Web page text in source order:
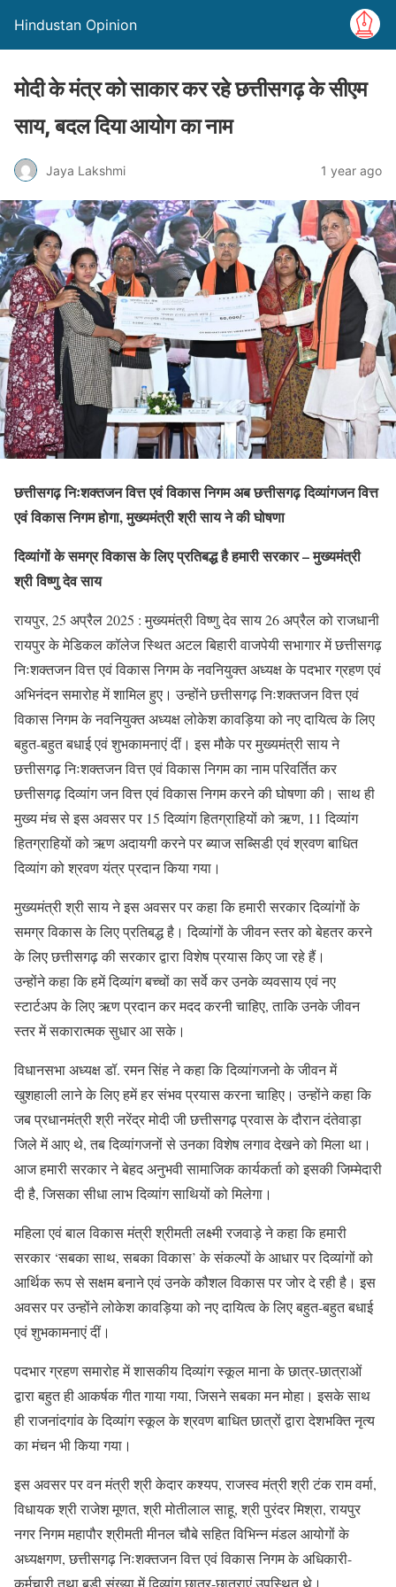
Hindustan Opinion
मोदी के मंत्र को साकार कर रहे छत्तीसगढ़ के सीएम
साय, बदल दिया आयोग का नाम
Jaya Lakshmi 1 year ago
छत्तीसगढ़ निःशक्तजन वित्त एवं विकास निगम अब छत्तीसगढ़ दिव्यांगजन वित्त
एवं विकास निगम होगा, मुख्यमंत्री श्री साय ने की घोषणा
दिव्यांगों के समग्र विकास के लिए प्रतिबद्ध है हमारी सरकार – मुख्यमंत्री
श्री विष्णु देव साय
रायपुर, 25 अप्रैल 2025 : मुख्यमंत्री विष्णु देव साय 26 अप्रैल को राजधानी
रायपुर के मेडिकल कॉलेज स्थित अटल बिहारी वाजपेयी सभागार में छत्तीसगढ़
निःशक्तजन वित्त एवं विकास निगम के नवनियुक्त अध्यक्ष के पदभार ग्रहण एवं
अभिनंदन समारोह में शामिल हुए। उन्होंने छत्तीसगढ़ निःशक्तजन वित्त एवं
विकास निगम के नवनियुक्त अध्यक्ष लोकेश कावड़िया को नए दायित्व के लिए
बहुत-बहुत बधाई एवं शुभकामनाएं दीं। इस मौके पर मुख्यमंत्री साय ने
छत्तीसगढ़ निःशक्तजन वित्त एवं विकास निगम का नाम परिवर्तित कर
छत्तीसगढ़ दिव्यांग जन वित्त एवं विकास निगम करने की घोषणा की। साथ ही
मुख्य मंच से इस अवसर पर 15 दिव्यांग हितग्राहियों को ऋण, 11 दिव्यांग
हितग्राहियों को ऋण अदायगी करने पर ब्याज सब्सिडी एवं श्रवण बाधित
दिव्यांग को श्रवण यंत्र प्रदान किया गया।
मुख्यमंत्री श्री साय ने इस अवसर पर कहा कि हमारी सरकार दिव्यांगों के
समग्र विकास के लिए प्रतिबद्ध है। दिव्यांगों के जीवन स्तर को बेहतर करने
के लिए छत्तीसगढ़ की सरकार द्वारा विशेष प्रयास किए जा रहे हैं।
उन्होंने कहा कि हमें दिव्यांग बच्चों का सर्वे कर उनके व्यवसाय एवं नए
स्टार्टअप के लिए ऋण प्रदान कर मदद करनी चाहिए, ताकि उनके जीवन
स्तर में सकारात्मक सुधार आ सके।
विधानसभा अध्यक्ष डॉ. रमन सिंह ने कहा कि दिव्यांगजनो के जीवन में
खुशहाली लाने के लिए हमें हर संभव प्रयास करना चाहिए। उन्होंने कहा कि
जब प्रधानमंत्री श्री नरेंद्र मोदी जी छत्तीसगढ़ प्रवास के दौरान दंतेवाड़ा
जिले में आए थे, तब दिव्यांगजनों से उनका विशेष लगाव देखने को मिला था।
आज हमारी सरकार ने बेहद अनुभवी सामाजिक कार्यकर्ता को इसकी जिम्मेदारी
दी है, जिसका सीधा लाभ दिव्यांग साथियों को मिलेगा।
महिला एवं बाल विकास मंत्री श्रीमती लक्ष्मी रजवाड़े ने कहा कि हमारी
सरकार ‘सबका साथ, सबका विकास’ के संकल्पों के आधार पर दिव्यांगों को
आर्थिक रूप से सक्षम बनाने एवं उनके कौशल विकास पर जोर दे रही है। इस
अवसर पर उन्होंने लोकेश कावड़िया को नए दायित्व के लिए बहुत-बहुत बधाई
एवं शुभकामनाएं दीं।
पदभार ग्रहण समारोह में शासकीय दिव्यांग स्कूल माना के छात्र-छात्राओं
द्वारा बहुत ही आकर्षक गीत गाया गया, जिसने सबका मन मोहा। इसके साथ
ही राजनांदगांव के दिव्यांग स्कूल के श्रवण बाधित छात्रों द्वारा देशभक्ति नृत्य
का मंचन भी किया गया।
इस अवसर पर वन मंत्री श्री केदार कश्यप, राजस्व मंत्री श्री टंक राम वर्मा,
विधायक श्री राजेश मूणत, श्री मोतीलाल साहू, श्री पुरंदर मिश्रा, रायपुर
नगर निगम महापौर श्रीमती मीनल चौबे सहित विभिन्न मंडल आयोगों के
अध्यक्षगण, छत्तीसगढ़ निःशक्तजन वित्त एवं विकास निगम के अधिकारी-
कर्मचारी तथा बड़ी संख्या में दिव्यांग छात्र-छात्राएं उपस्थित थे।